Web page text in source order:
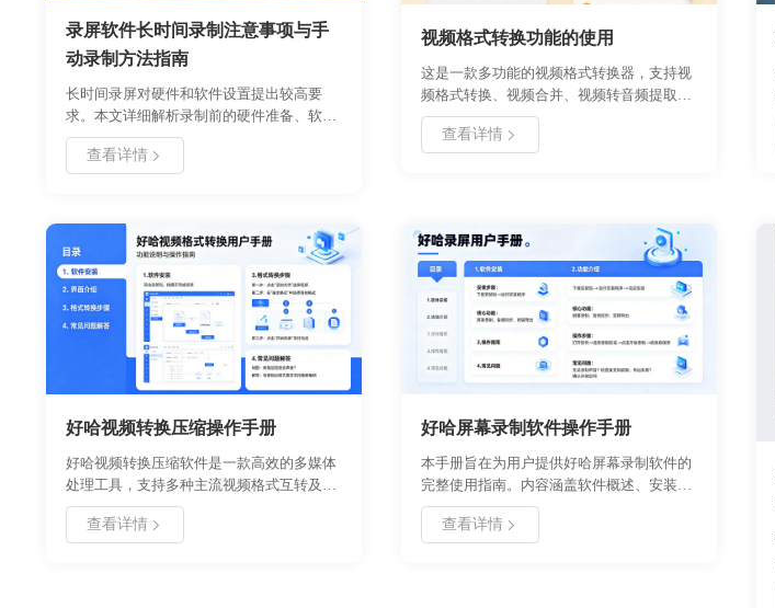
录屏软件长时间录制注意事项与手
动录制方法指南
长时间录屏对硬件和软件设置提出较高要
求。本文详细解析录制前的硬件准备、软件
参数优化及手动录制技巧，涵盖散热管理、
存储规划、编码选择等核心环节。通过合理
定高效，适合网课记录、会议存档及游戏直
播等多种场景。
查看详情
视频格式转换功能的使用
这是一款多功能的视频格式转换器，支持视
频格式转换、视频合并、视频转音频提取、
视频与GIF互转等多种功能，强大高效的视
频格式转换多功能工具，摆脱您对视频转换
成，是一款提高办事效率的办公小能手！
查看详情
好哈视频转换压缩操作手册
好哈视频转换压缩软件是一款高效的多媒体
处理工具，支持多种主流视频格式互转及智
能无损压缩。本手册详细介绍了软件的安装
部署、功能模块、操作流程及常见问题解决
查看详情
好哈屏幕录制软件操作手册
本手册旨在为用户提供好哈屏幕录制软件的
完整使用指南。内容涵盖软件概述、安装卸
载流程、首次使用配置、核心功能说明、详
细操作教程以及常见问题解决方案。好哈录
查看详情